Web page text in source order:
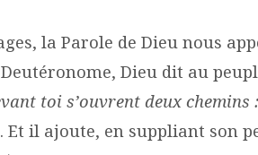
la Parole de Dieu nous
Dieu dit au
toi s’ouvrent deux chemins
. Et il ajoute, en suppliant son